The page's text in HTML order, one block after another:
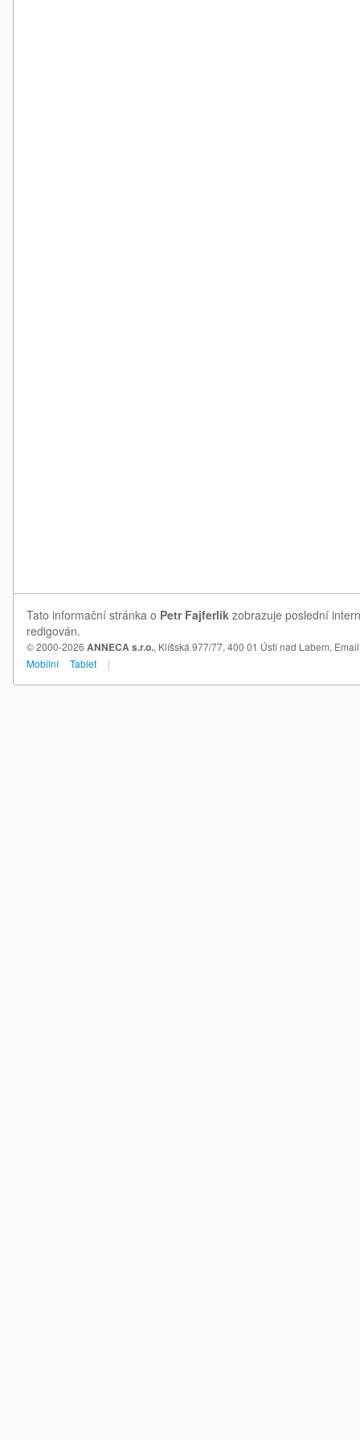
Tato informační stránka o Petr Fajferlík zobrazuje poslední
redigován.
© 2000-2026 ANNECA s.r.o., Klíšská 977/77, 400 01 Ústí nad Labem,
Mobilní
Tablet |